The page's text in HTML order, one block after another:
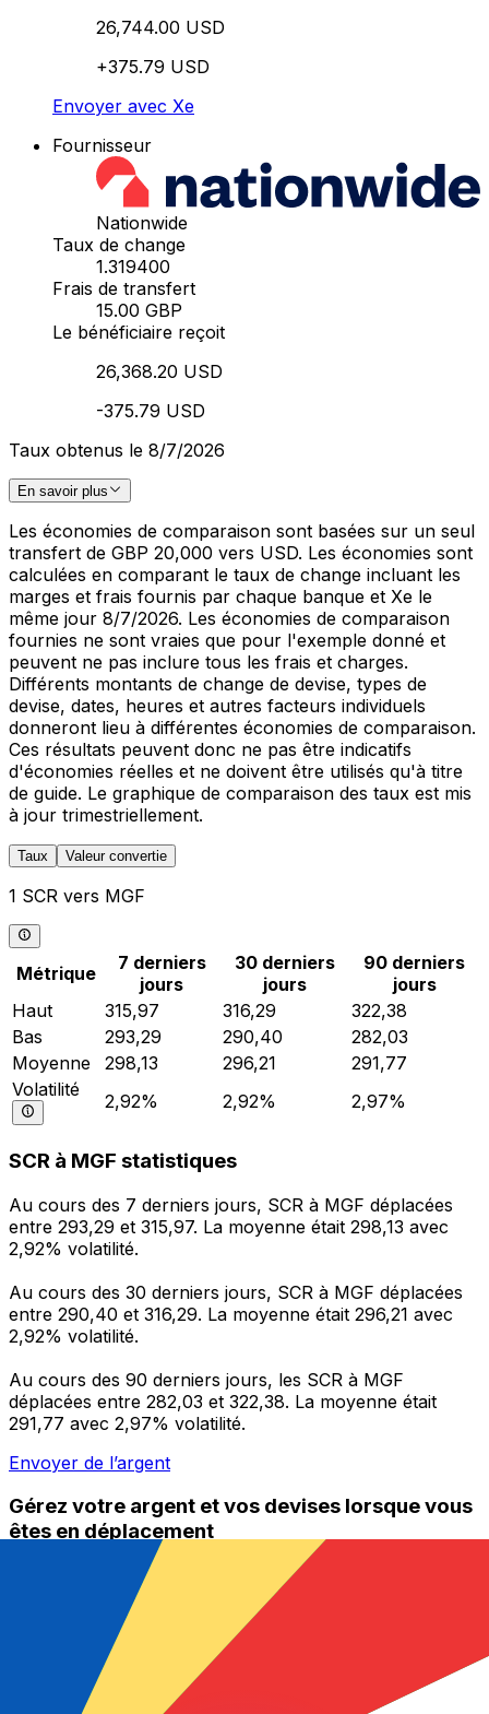
26,744.00 USD
+375.79 USD
Envoyer avec Xe
Fournisseur
Nationwide
Taux de change
1.319400
Frais de transfert
15.00 GBP
Le bénéficiaire reçoit
26,368.20 USD
-375.79 USD
Taux obtenus le 8/7/2026
En savoir plus
Les économies de comparaison sont basées sur un seul
transfert de GBP 20,000 vers USD. Les économies sont
calculées en comparant le taux de change incluant les
marges et frais fournis par chaque banque et Xe le
même jour 8/7/2026. Les économies de comparaison
fournies ne sont vraies que pour l'exemple donné et
peuvent ne pas inclure tous les frais et charges.
Différents montants de change de devise, types de
devise, dates, heures et autres facteurs individuels
donneront lieu à différentes économies de comparaison.
Ces résultats peuvent donc ne pas être indicatifs
d'économies réelles et ne doivent être utilisés qu'à titre
de guide. Le graphique de comparaison des taux est mis
à jour trimestriellement.
Taux Valeur convertie
1 SCR vers MGF
Métrique
7 derniers
jours
30 derniers
jours
90 derniers
jours
Haut
315,97 316,29
322,38
Bas
293,29 290,40
282,03
Moyenne
298,13 296,21
291,77
Volatilité
2,92% 2,92% 2,97%
SCR à MGF statistiques
Au cours des 7 derniers jours, SCR à MGF déplacées
entre 293,29 et 315,97. La moyenne était 298,13 avec
2,92% volatilité.
Au cours des 30 derniers jours, SCR à MGF déplacées
entre 290,40 et 316,29. La moyenne était 296,21 avec
2,92% volatilité.
Au cours des 90 derniers jours, les SCR à MGF
déplacées entre 282,03 et 322,38. La moyenne était
291,77 avec 2,97% volatilité.
Envoyer de l’argent
Gérez votre argent et vos devises lorsque vous
êtes en déplacement
L'application Xe réunit toutes les fonctionnalités
nécessaires pour vos transferts d'argent internationaux
et la gestion de vos devises. Convertissez des devises,
programmez des alertes de taux et transférez de
l'argent à l'étranger sans frais cachés. Téléchargez
l'application dès aujourd'hui !